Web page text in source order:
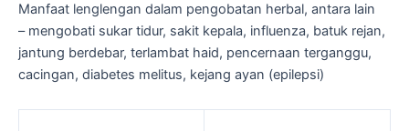
Manfaat lenglengan dalam pengobatan herbal, antara lain
– mengobati sukar tidur, sakit kepala, influenza, batuk rejan,
jantung berdebar, terlambat haid, pencernaan terganggu,
cacingan, diabetes melitus, kejang ayan (epilepsi)